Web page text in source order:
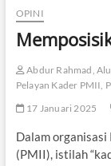
OPINI
Abdur Rahmad,
Pelayan Kader PMII,
17 Januari 2025
Dalam
(PMII), istilah